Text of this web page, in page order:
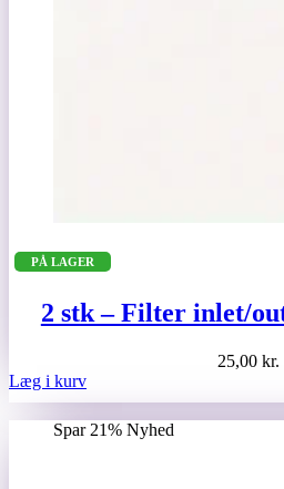
PÅ LAGER
2 stk – Filter inlet/
25,00 kr.
Læg i kurv
Spar 21% Nyhed